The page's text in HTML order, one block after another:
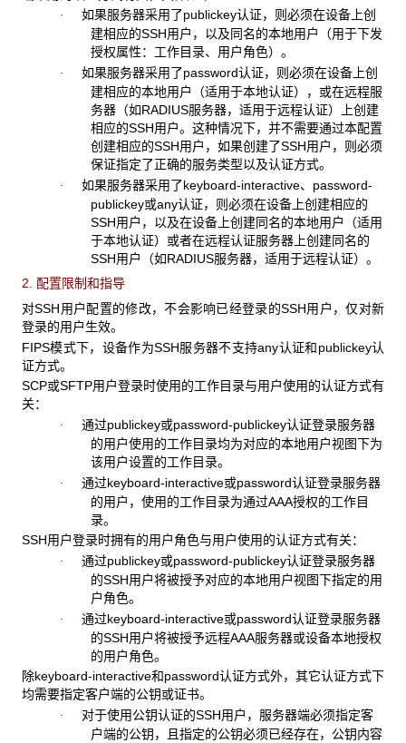
· 如果服务器采用了publickey认证，则必须在设备上创
建相应的SSH用户，以及同名的本地用户（用于下发
授权属性：工作目录、用户角色）。
· 如果服务器采用了password认证，则必须在设备上创
建相应的本地用户（适用于本地认证），或在远程服
务器（如RADIUS服务器，适用于远程认证）上创建
相应的SSH用户。这种情况下，并不需要通过本配置
创建相应的SSH用户，如果创建了SSH用户，则必须
保证指定了正确的服务类型以及认证方式。
· 如果服务器采用了keyboard-interactive、password-
publickey或any认证，则必须在设备上创建相应的
SSH用户，以及在设备上创建同名的本地用户（适用
于本地认证）或者在远程认证服务器上创建同名的
SSH用户（如RADIUS服务器，适用于远程认证）。
2. 配置限制和指导
对SSH用户配置的修改，不会影响已经登录的SSH用户，仅对新
登录的用户生效。
FIPS模式下，设备作为SSH服务器不支持any认证和publickey认
证方式。
SCP或SFTP用户登录时使用的工作目录与用户使用的认证方式有
关：
· 通过publickey或password-publickey认证登录服务器
的用户使用的工作目录均为对应的本地用户视图下为
该用户设置的工作目录。
· 通过keyboard-interactive或password认证登录服务器
的用户，使用的工作目录为通过AAA授权的工作目
录。
SSH用户登录时拥有的用户角色与用户使用的认证方式有关：
· 通过publickey或password-publickey认证登录服务器
的SSH用户将被授予对应的本地用户视图下指定的用
户角色。
· 通过keyboard-interactive或password认证登录服务器
的SSH用户将被授予远程AAA服务器或设备本地授权
的用户角色。
除keyboard-interactive和password认证方式外，其它认证方式下
均需要指定客户端的公钥或证书。
· 对于使用公钥认证的SSH用户，服务器端必须指定客
户端的公钥，且指定的公钥必须已经存在，公钥内容